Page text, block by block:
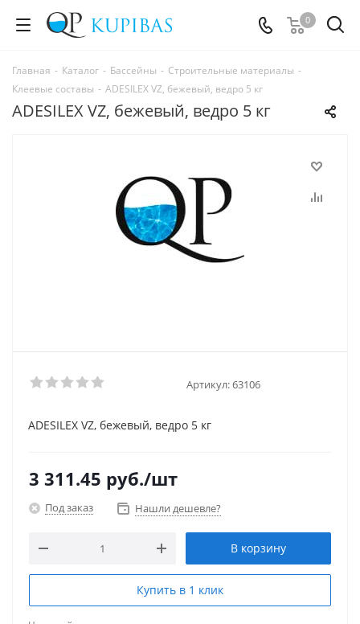
0
Главная - Каталог - Бассейны - Строительные материалы -
Клеевые составы - ADESILEX VZ, бежевый, ведро 5 кг
ADESILEX VZ, бежевый, ведро 5 кг
Артикул:63106
ADESILEX VZ, бежевый, ведро 5 кг
3 311.45 руб./шт
Под заказ Нашли дешевле?
В корзину
Купить в 1 клик